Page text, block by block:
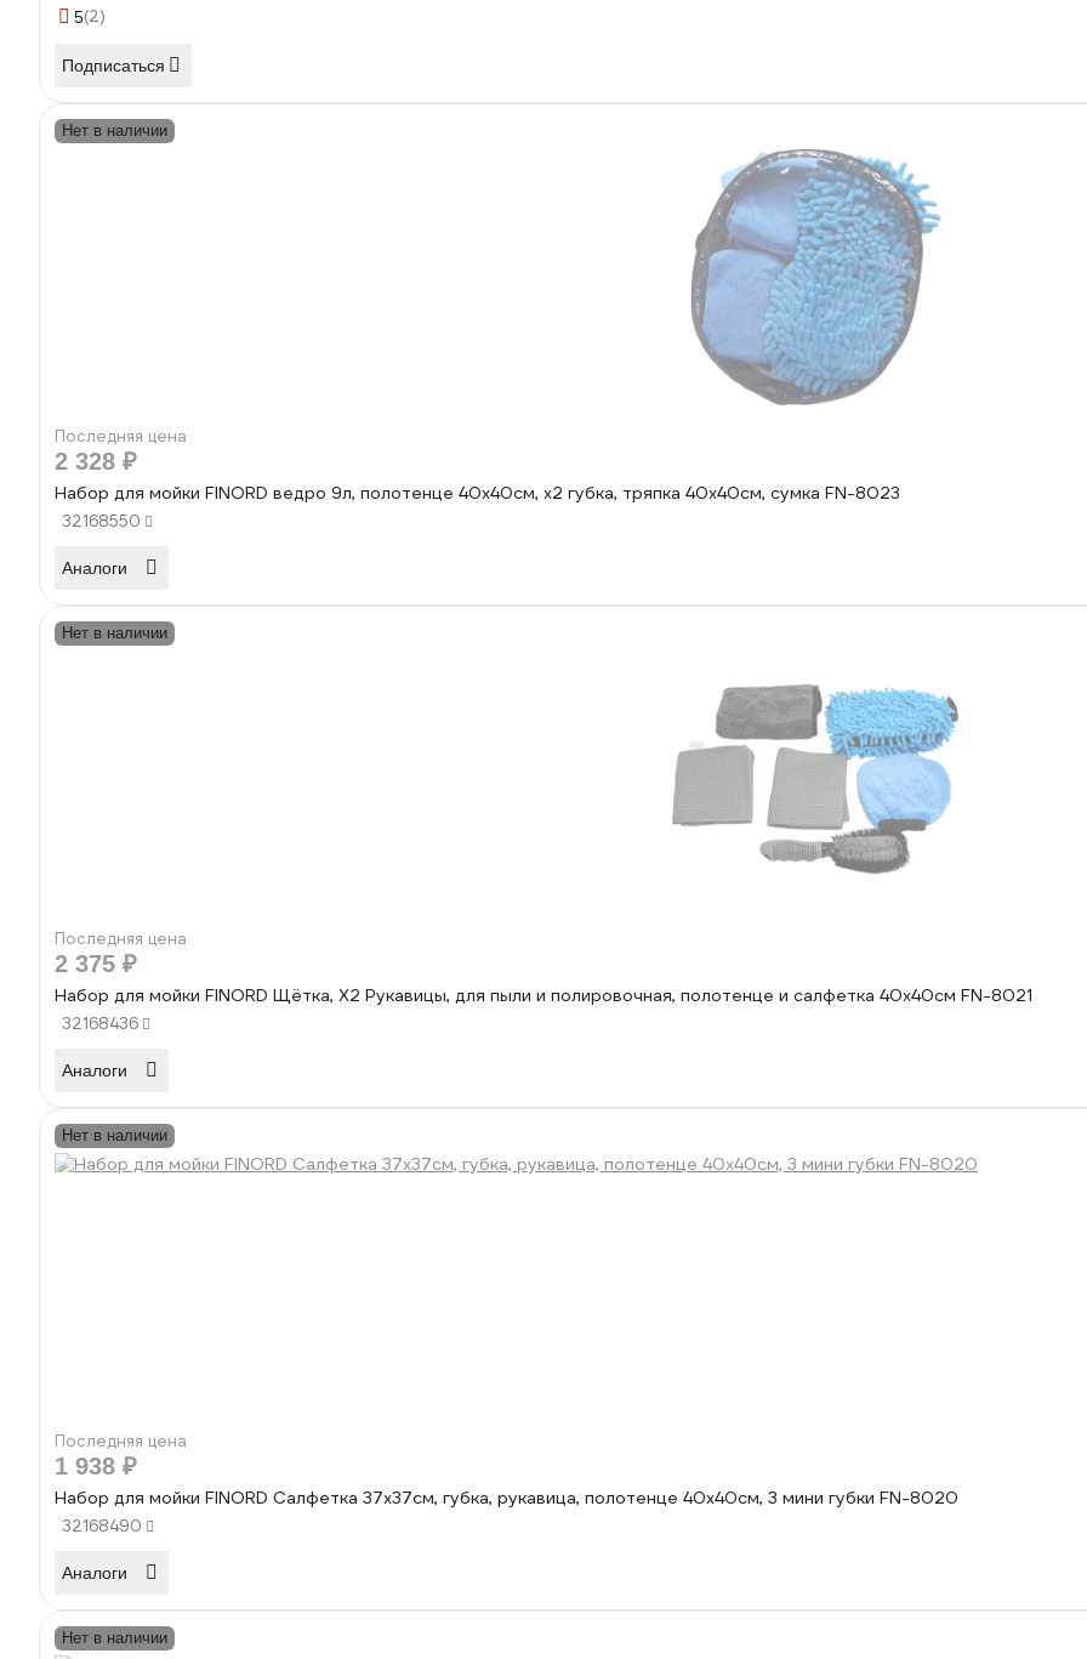
5(2)
Подписаться
Нет в наличии
Последняя цена
2 328 ₽
Набор для мойки FINORD ведро 9л, полотенце 40x40см, х2 губка, тряпка 40x40см, сумка FN-8023
32168550
Аналоги
Нет в наличии
Последняя цена
2 375 ₽
Набор для мойки FINORD Щётка, Х2 Рукавицы, для пыли и полировочная, полотенце и салфетка 40x40см FN-8021
32168436
Аналоги
Нет в наличии
Последняя цена
1 938 ₽
Набор для мойки FINORD Салфетка 37x37см, губка, рукавица, полотенце 40x40см, 3 мини губки FN-8020
32168490
Аналоги
Нет в наличии